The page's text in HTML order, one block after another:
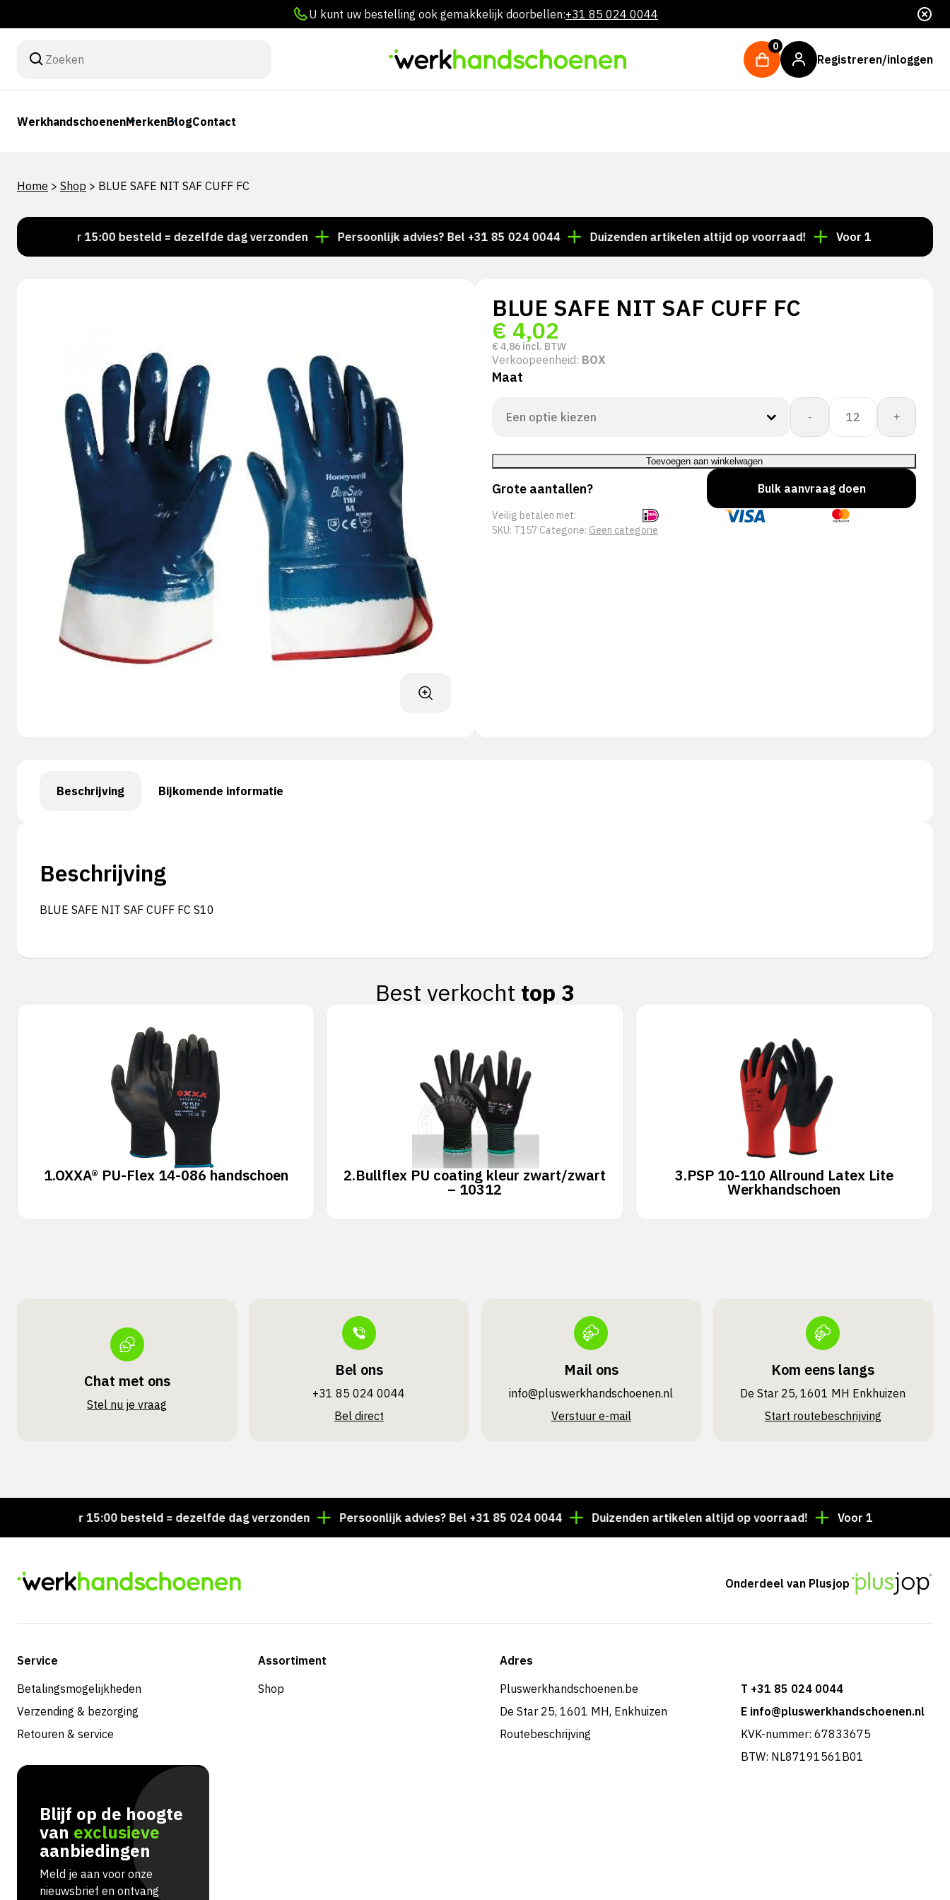
U kunt uw bestelling ook gemakkelijk doorbellen:+31 85 024 0044
0
Registreren/inloggen
WerkhandschoenenMerkenBlogContact
Home > Shop > BLUE SAFE NIT SAF CUFF FC
Voor 15:00 besteld = dezelfde dag verzonden Persoonlijk advies? Bel +31 85 024 0044 Duizenden artikelen altijd op voorraad! Voor 15:00 besteld =
BLUE SAFE NIT SAF CUFF FC
€ 4,02
€ 4,86 incl. BTW
Verkoopeenheid: BOX
Maat
-
BLUE
SAFE
NIT
SAF
CUFF
FC
aantal
+
Toevoegen aan winkelwagen
Grote aantallen? Bulk aanvraag doen
Veilig betalen met:
SKU: T157 Categorie: Geen categorie
Beschrijving Bijkomende informatie
Beschrijving
BLUE SAFE NIT SAF CUFF FC S10
Best verkocht top 3
1.OXXA® PU-Flex 14-086 handschoen 2.Bullflex PU coating kleur zwart/zwart
– 10312
3.PSP 10-110 Allround Latex Lite
Werkhandschoen
Chat met ons
Stel nu je vraag
Bel ons
+31 85 024 0044
Bel direct
Mail ons
info@pluswerk­handschoenen.nl
Verstuur e-mail
Kom eens langs
De Star 25, 1601 MH Enkhuizen
Start routebeschrijving
Voor 15:00 besteld = dezelfde dag verzonden Persoonlijk advies? Bel +31 85 024 0044 Duizenden artikelen altijd op voorraad! Voor 15:00 besteld =
Onderdeel van Plusjop
Service
Betalingsmogelijkheden
Verzending & bezorging
Retouren & service
Assortiment
Shop
Adres
Pluswerkhandschoenen.be
De Star 25, 1601 MH, Enkhuizen
Routebeschrijving
T +31 85 024 0044
E info@pluswerkhandschoenen.nl
KVK-nummer: 67833675
BTW: NL87191561B01
Blijf op de hoogte
van exclusieve
aanbiedingen
Meld je aan voor onze
nieuwsbrief en ontvang